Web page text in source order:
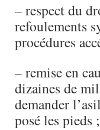
– respect du
refoulements
procédures
– remise en
dizaines de
demander
posé les pieds ;